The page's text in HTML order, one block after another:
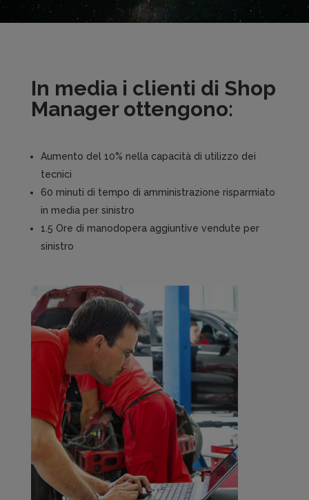
In media i clienti di Shop
Manager ottengono:
Aumento del 10% nella capacità di utilizzo dei
tecnici
60 minuti di tempo di amministrazione risparmiato
in media per sinistro
1.5 Ore di manodopera aggiuntive vendute per
sinistro